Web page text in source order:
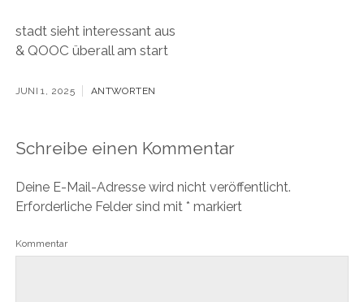
stadt sieht interessant aus
& QOOC überall am start
JUNI 1, 2025 ANTWORTEN
Schreibe einen Kommentar
Deine E-Mail-Adresse wird nicht veröffentlicht.
Erforderliche Felder sind mit * markiert
Kommentar